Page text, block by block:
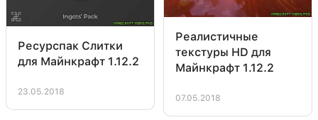
Ресурспак Слитки
для Майнкрафт 1.12.2
23.05.2018
Реалистичные
текстуры HD для
Майнкрафт 1.12.2
07.05.2018